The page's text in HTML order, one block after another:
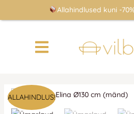
to
ALLAHINDLUS!
Ümarlaud
Elina
Allahindlused kuni -